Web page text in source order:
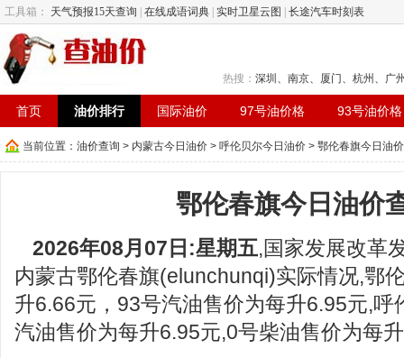
热搜： 深圳 、 南京、 厦门、 杭州 、 广
首页 油价排行 国际油价 97号油价格 93号油价格
工具箱： 天气预报15天查询 在线成语词典 实时卫星云图 长途汽车时刻表
当前位置： 油价查询 > 内蒙古今日油价 > 呼伦贝尔今日油价 > 鄂伦春旗今日油
鄂伦春旗今日油价
2026年08月07日:星期五,国家发展改革
内蒙古鄂伦春旗(elunchunqi)实际情况,鄂
升6.66元，93号汽油售价为每升6.95元,呼
汽油售价为每升6.95元,0号柴油售价为每